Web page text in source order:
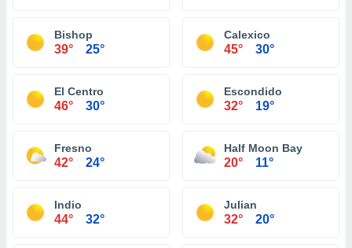
Bishop
39° 25°
Calexico
45° 30°
El Centro
46° 30°
Escondido
32° 19°
Fresno
42° 24°
Half Moon Bay
20° 11°
Indio
44° 32°
Julian
32° 20°